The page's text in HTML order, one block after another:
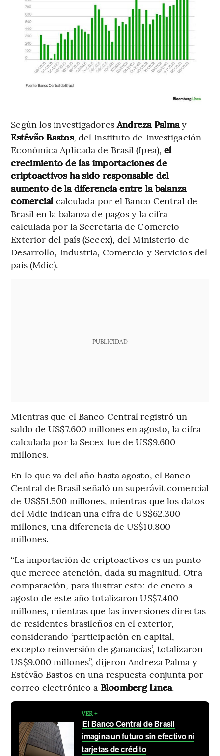
Según los investigadoresAndreza Palmay
Estêvão Bastos, del Instituto de Investigación
Económica Aplicada de Brasil (Ipea),el
crecimiento de las importaciones de
criptoactivos ha sido responsable del
aumento de la diferencia entre la balanza
comercialcalculada por el Banco Central de
Brasil en la balanza de pagos y la cifra
calculada por la Secretaría de Comercio
Exterior del país (Secex), del Ministerio de
Desarrollo, Industria, Comercio y Servicios del
país (Mdic).
PUBLICIDAD
Mientras que el Banco Central registró un
saldo de US$7.600 millones en agosto, la cifra
calculada por la Secex fue de US$9.600
millones.
En lo que va del año hasta agosto, el Banco
Central de Brasil señaló un superávit comercial
de US$51.500 millones, mientras que los datos
del Mdic indican una cifra de US$62.300
millones, una diferencia de US$10.800
millones.
“La importación de criptoactivos es un punto
que merece atención, dada su magnitud. Otra
comparación, para ilustrar esto: de enero a
agosto de este año totalizaron US$7.400
millones, mientras que las inversiones directas
de residentes brasileños en el exterior,
considerando ‘participación en capital,
excepto reinversión de ganancias’, totalizaron
US$9.000 millones”, dijeron Andreza Palma y
Estêvão Bastos en una respuesta conjunta por
correo electrónico a Bloomberg Línea.
VER +
El Banco Central de Brasil
imagina un futuro sin efectivo ni
tarjetas de crédito